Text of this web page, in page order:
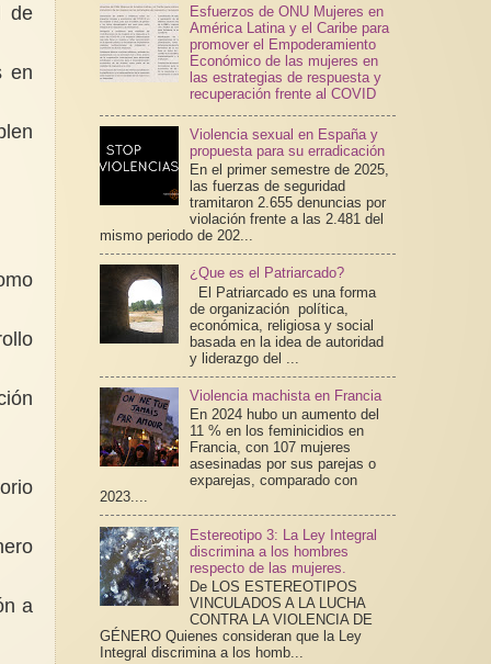
de
en
a
Esfuerzos de ONU Mujeres en
América Latina y el Caribe para
promover el Empoderamiento
Económico de las mujeres en
las estrategias de respuesta y
recuperación frente al COVID
Violencia sexual en España y
propuesta para su erradicación
En el primer semestre de 2025,
las fuerzas de seguridad
tramitaron 2.655 denuncias por
violación frente a las 2.481 del
mismo periodo de 202...
¿Que es el Patriarcado?
El Patriarcado es una forma
de organización política,
económica, religiosa y social
basada en la idea de autoridad
y liderazgo del ...
Violencia machista en Francia
En 2024 hubo un aumento del
11 % en los feminicidios en
Francia, con 107 mujeres
asesinadas por sus parejas o
exparejas, comparado con
2023....
Estereotipo 3: La Ley Integral
discrimina a los hombres
respecto de las mujeres.
De LOS ESTEREOTIPOS
VINCULADOS A LA LUCHA
CONTRA LA VIOLENCIA DE
GÉNERO Quienes consideran que la Ley
Integral discrimina a los homb...